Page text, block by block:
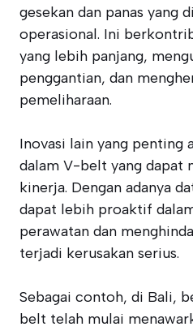
gesekan dan panas yang
operasional. Ini
yang lebih panjang,
penggantian, dan
pemeliharaan.
Inovasi lain yang penting
dalam V-belt yang dapat
kinerja. Dengan adanya
dapat lebih proaktif
perawatan dan
terjadi kerusakan serius.
Sebagai contoh, di Bali,
belt telah mulai